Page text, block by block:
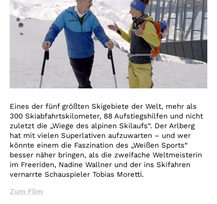
Eines der fünf größten Skigebiete der Welt, mehr als
300 Skiabfahrtskilometer, 88 Aufstiegshilfen und nicht
zuletzt die „Wiege des alpinen Skilaufs“. Der Arlberg
hat mit vielen Superlativen aufzuwarten – und wer
könnte einem die Faszination des „Weißen Sports“
besser näher bringen, als die zweifache Weltmeisterin
im Freeriden, Nadine Wallner und der ins Skifahren
vernarrte Schauspieler Tobias Moretti.
Zum Film